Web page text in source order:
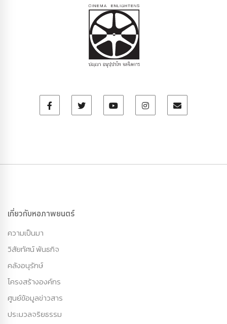
เกี่ยวกับหอภาพยนตร์
ความเป็นมา
วิสัยทัศน์ พันธกิจ
คลังอนุรักษ์
โครงสร้างองค์กร
ศูนย์ข้อมูลข่าวสาร
ประมวลจริยธรรม